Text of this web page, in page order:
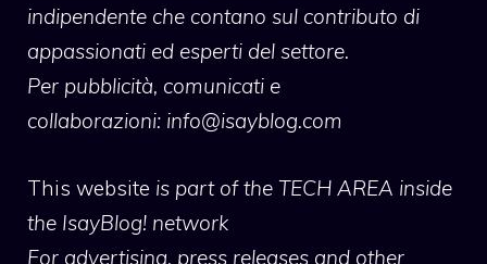
indipendente che contano sul contributo di
appassionati ed esperti del settore.
Per pubblicità, comunicati e
collaborazioni: info@isayblog.com
This website is part of the TECH AREA inside
the IsayBlog! network
For advertising, press releases and other